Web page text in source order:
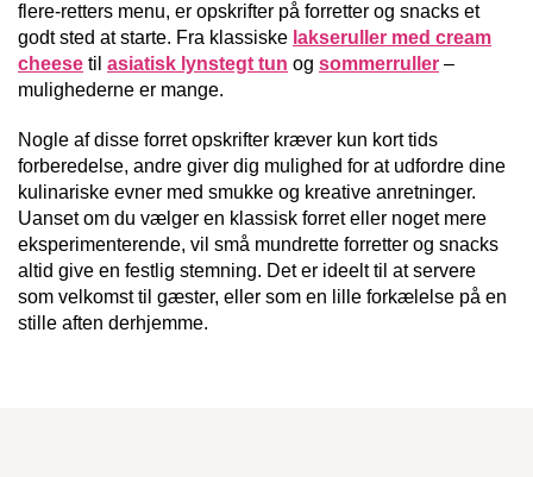
flere-retters menu, er opskrifter på forretter og snacks et
godt sted at starte. Fra klassiske lakseruller med cream
cheese til asiatisk lynstegt tun og sommerruller –
mulighederne er mange.
Nogle af disse forret opskrifter kræver kun kort tids
forberedelse, andre giver dig mulighed for at udfordre dine
kulinariske evner med smukke og kreative anretninger.
Uanset om du vælger en klassisk forret eller noget mere
eksperimenterende, vil små mundrette forretter og snacks
altid give en festlig stemning. Det er ideelt til at servere
som velkomst til gæster, eller som en lille forkælelse på en
stille aften derhjemme.